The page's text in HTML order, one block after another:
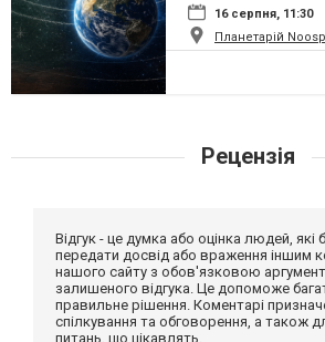
16 серпня, 11:30
Планетарій
Рецензія
Відгук - це думка або оцінка людей,
передати досвід або враження іншим
нашого сайту з обов'язковою
залишеного відгука. Це допоможе
правильне рішення. Коментарі
спілкування та обговорення, а також
питань, що цікавлять.